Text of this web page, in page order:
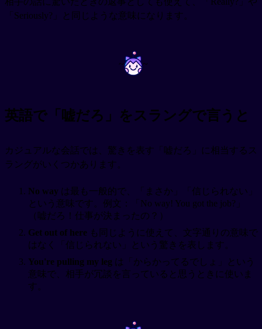
「Seriously?」と同じような意味になります。
~ ~
英語で「嘘だろ」をスラングで言うと
カジュアルな会話では、驚きを表す「嘘だろ」に相当するス
ラングがいくつかあります。
No way は最も一般的で、「まさか」「信じられない」
という意味です。例文：「No way! You got the job?」
（嘘だろ！仕事が決まったの？）
Get out of here も同じように使えて、文字通りの意味で
はなく「信じられない」という驚きを表します。
You're pulling my leg は「からかってるでしょ」という
意味で、相手が冗談を言っていると思うときに使いま
す。